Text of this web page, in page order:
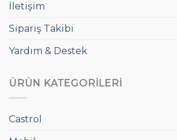
İletişim
Sipariş Takibi
Yardım & Destek
ÜRÜN KATEGORILERI
Castrol